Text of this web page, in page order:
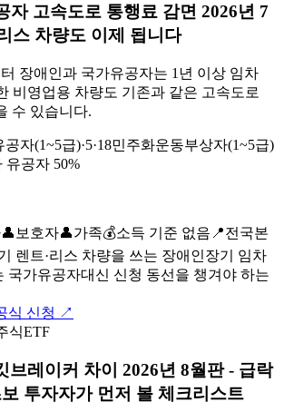
자 고속도로 통행료 감면 2026년 7
스 차량도 이제 됩니다
장애인과 국가유공자는 1년 이상 임차
비영업용 차량도 기존과 같은 고속도로
수 있습니다.
자(1~5급)·5·18민주화운동부상자(1~5급)
유공자 50%
👤 보호자👤가족💰소득 기준 없음 📍전국본
렌트·리스 차량을 쓰는 장애인장기 임차
국가유공자대신 신청 동선을 챙겨야 하는
식 신청 ↗
식ETF
브레이커 차이 2026년 8월판 - 급락
투자자가 먼저 볼 체크리스트